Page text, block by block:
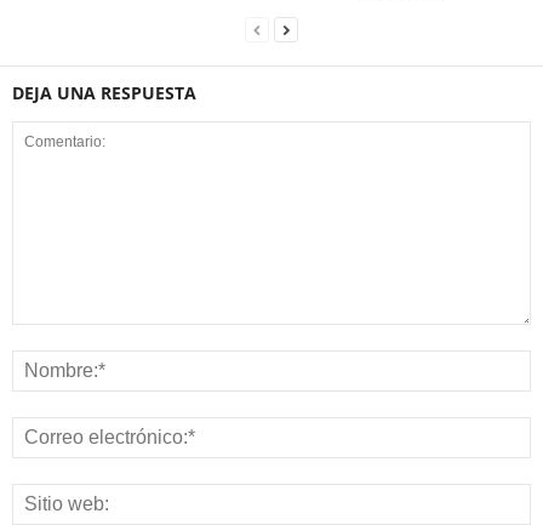
DEJA UNA RESPUESTA